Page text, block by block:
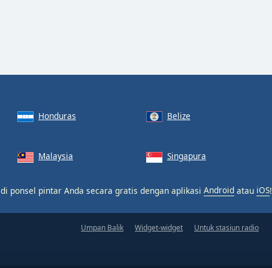
Honduras Belize
Malaysia Singapura
di ponsel pintar Anda secara gratis dengan aplikasi Android atau iOS!
Umpan Balik Widget-widget Untuk stasiun radio